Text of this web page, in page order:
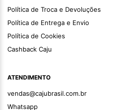
Política de Troca e Devoluções
Política de Entrega e Envio
Política de Cookies
Cashback Caju
ATENDIMENTO
vendas@cajubrasil.com.br
Whatsapp